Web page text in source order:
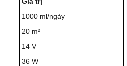
1000 ml/ngày
20 m²
14 V
36 W